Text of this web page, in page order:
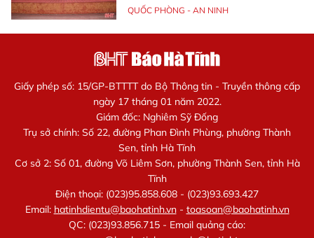
QUỐC PHÒNG - AN NINH
Giấy phép số: 15/GP-BTTTT do Bộ Thông tin - Truyền thông cấp
ngày 17 tháng 01 năm 2022.
Giám đốc: Nghiêm Sỹ Đống
Trụ sở chính: Số 22, đường Phan Đình Phùng, phường Thành
Sen, tỉnh Hà Tĩnh
Cơ sở 2: Số 01, đường Võ Liêm Sơn, phường Thành Sen, tỉnh Hà
Tĩnh
Điện thoại: (023)95.858.608 - (023)93.693.427
Email: hatinhdientu@baohatinh.vn- toasoan@baohatinh.vn
QC: (023)93.856.715 - Email quảng cáo: